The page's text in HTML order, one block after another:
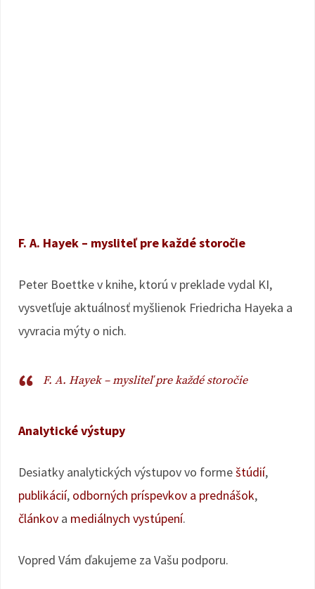
F. A. Hayek – mysliteľ pre každé storočie
Peter Boettke v knihe, ktorú v preklade vydal KI,
vysvetľuje aktuálnosť myšlienok Friedricha Hayeka a
vyvracia mýty o nich.
F. A. Hayek – mysliteľ pre každé storočie
Analytické výstupy
Desiatky analytických výstupov vo formeštúdií,
publikácií, odborných príspevkov a prednášok,
článkov a mediálnych vystúpení.
Vopred Vám ďakujeme za Vašu podporu.